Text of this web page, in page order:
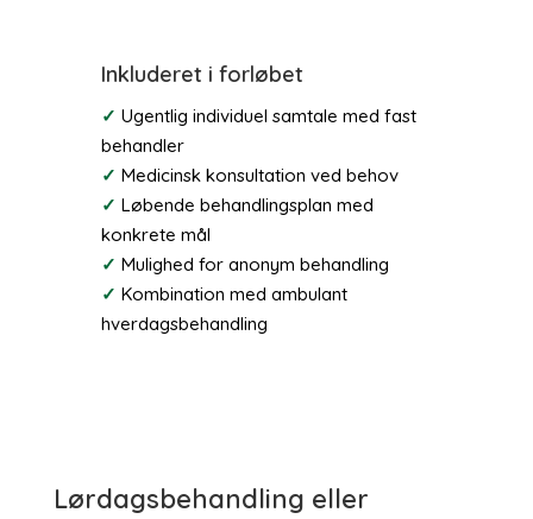
Inkluderet i forløbet
✓ Ugentlig individuel samtale med fast
behandler
✓ Medicinsk konsultation ved behov
✓ Løbende behandlingsplan med
konkrete mål
✓ Mulighed for anonym behandling
✓ Kombination med ambulant
hverdagsbehandling
Lørdagsbehandling eller